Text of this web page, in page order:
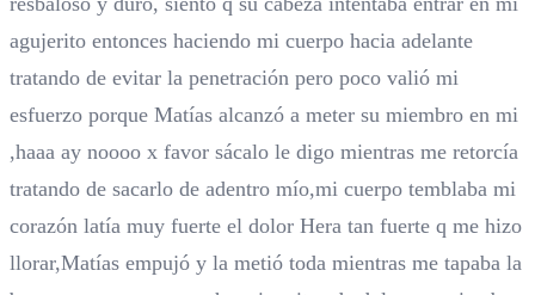
agujerito entonces haciendo mi cuerpo hacia adelante
tratando de evitar la penetración pero poco valió mi
esfuerzo porque Matías alcanzó a meter su miembro en mi
,haaa ay noooo x favor sácalo le digo mientras me retorcía
tratando de sacarlo de adentro mío,mi cuerpo temblaba mi
corazón latía muy fuerte el dolor Hera tan fuerte q me hizo
llorar,Matías empujó y la metió toda mientras me tapaba la